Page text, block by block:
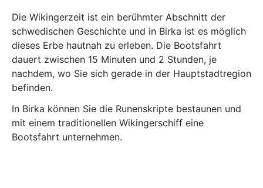
Die Wikingerzeit ist ein berühmter Abschnitt der
schwedischen Geschichte und in Birka ist es möglich
dieses Erbe hautnah zu erleben. Die Bootsfahrt
dauert zwischen 15 Minuten und 2 Stunden, je
nachdem, wo Sie sich gerade in der Hauptstadtregion
befinden.
In Birka können Sie die Runenskripte bestaunen und
mit einem traditionellen Wikingerschiff eine
Bootsfahrt unternehmen.